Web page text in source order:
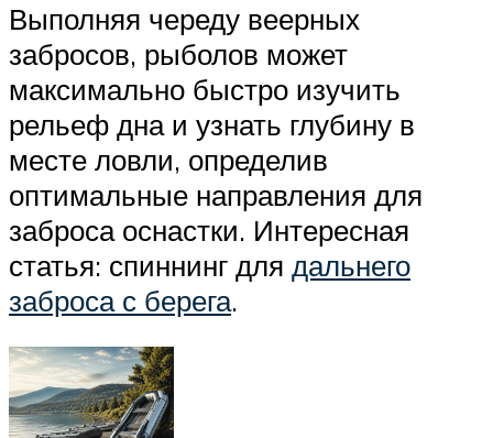
Выполняя череду веерных
забросов, рыболов может
максимально быстро изучить
рельеф дна и узнать глубину в
месте ловли, определив
оптимальные направления для
заброса оснастки. Интересная
статья: спиннинг для дальнего
заброса с берега.